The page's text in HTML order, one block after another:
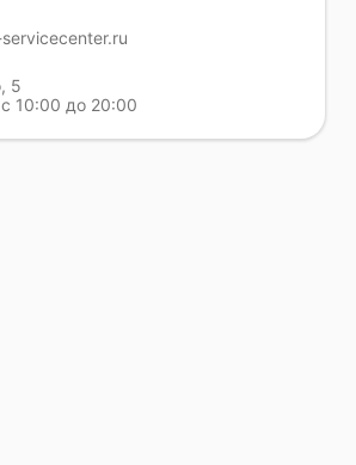
5
10:00 до 20:00